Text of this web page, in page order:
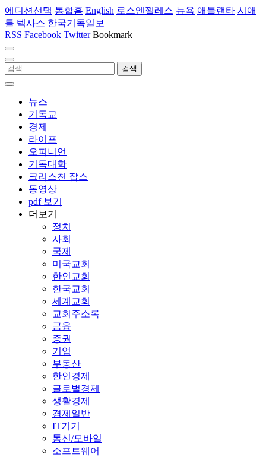
에디션선택 통합홈 English 로스엔젤레스 뉴욕 애틀랜타 시애
틀 텍사스 한국기독일보
RSS Facebook Twitter Bookmark
뉴스
기독교
경제
라이프
오피니언
기독대학
크리스천 잡스
동영상
pdf 보기
더보기
정치
사회
국제
미국교회
한인교회
한국교회
세계교회
교회주소록
금융
증권
기업
부동산
한인경제
글로벌경제
생활경제
경제일반
IT기기
통신/모바일
소프트웨어